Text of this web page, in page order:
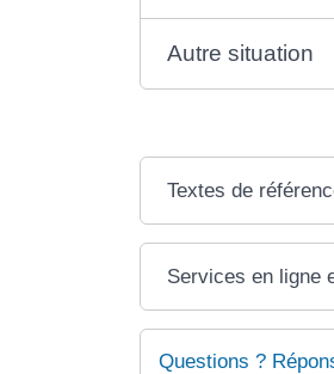
Autre situation
Textes de
Services en ligne
Questions ?